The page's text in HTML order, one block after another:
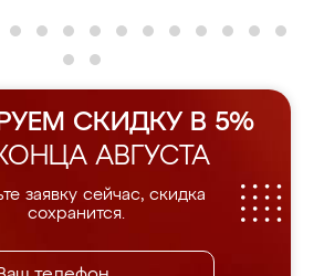
СКИДКУ В 5%
АВГУСТА
заявку сейчас, скидка
сохранится.